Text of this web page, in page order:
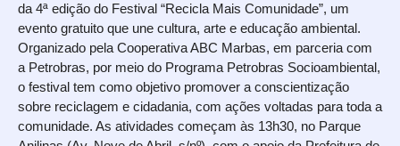
da 4ª edição do Festival “Recicla Mais Comunidade”, um
evento gratuito que une cultura, arte e educação ambiental.
Organizado pela Cooperativa ABC Marbas, em parceria com
a Petrobras, por meio do Programa Petrobras Socioambiental,
o festival tem como objetivo promover a conscientização
sobre reciclagem e cidadania, com ações voltadas para toda a
comunidade. As atividades começam às 13h30, no Parque